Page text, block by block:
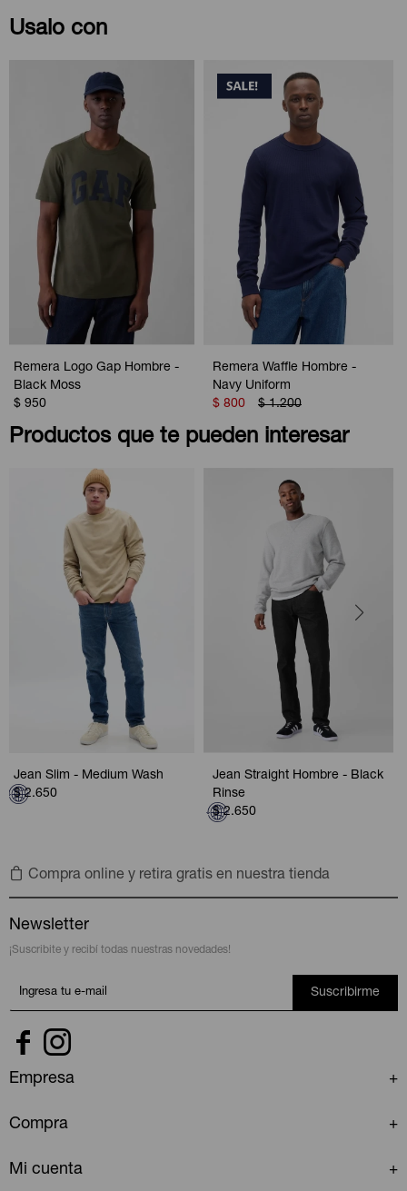
Usalo con
Remera Logo Gap Hombre -
Black Moss
$ 950
Remera Waffle Hombre -
Navy Uniform
$ 800 $ 1.200
Productos que te pueden interesar
Jean Slim - Medium Wash
$ 2.650
Jean Straight Hombre - Black
Rinse
$ 2.650
Compra online y retira gratis en nuestra tienda
Newsletter
¡Suscribite y recibí todas nuestras novedades!
Suscribirme
 
Empresa
Compra
Mi cuenta